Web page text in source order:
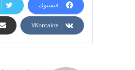
فيسبوك